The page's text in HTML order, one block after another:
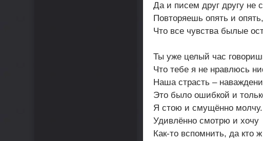
Да и писем друг другу не
Повторяешь опять и опять,
Что все чувства былые
Ты уже целый час
Что тебе я не нравлюсь
Наша страсть –
Это было ошибкой и
Я стою и смущённо молчу.
Удивлённо смотрю и хочу
Как-то вспомнить, да кто